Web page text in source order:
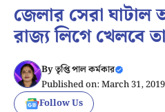
জেলার সেরা ঘাটাল
রাজ্য লিগে খেলবে
Byতৃপ্তি পাল কর্মকার
Published on: March 31,
Follow Us